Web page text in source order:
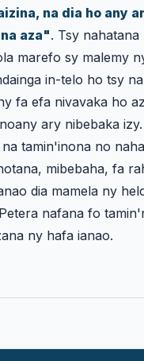
na dia ho any
aza". Tsy
marefo sy malemy
in-telo ho tsy
fa efa nivavaka ho
ary nibebaka
tamin'inona no
mibebaha, fa
dia mamela ny
nafana fo
ny hafa ianao.